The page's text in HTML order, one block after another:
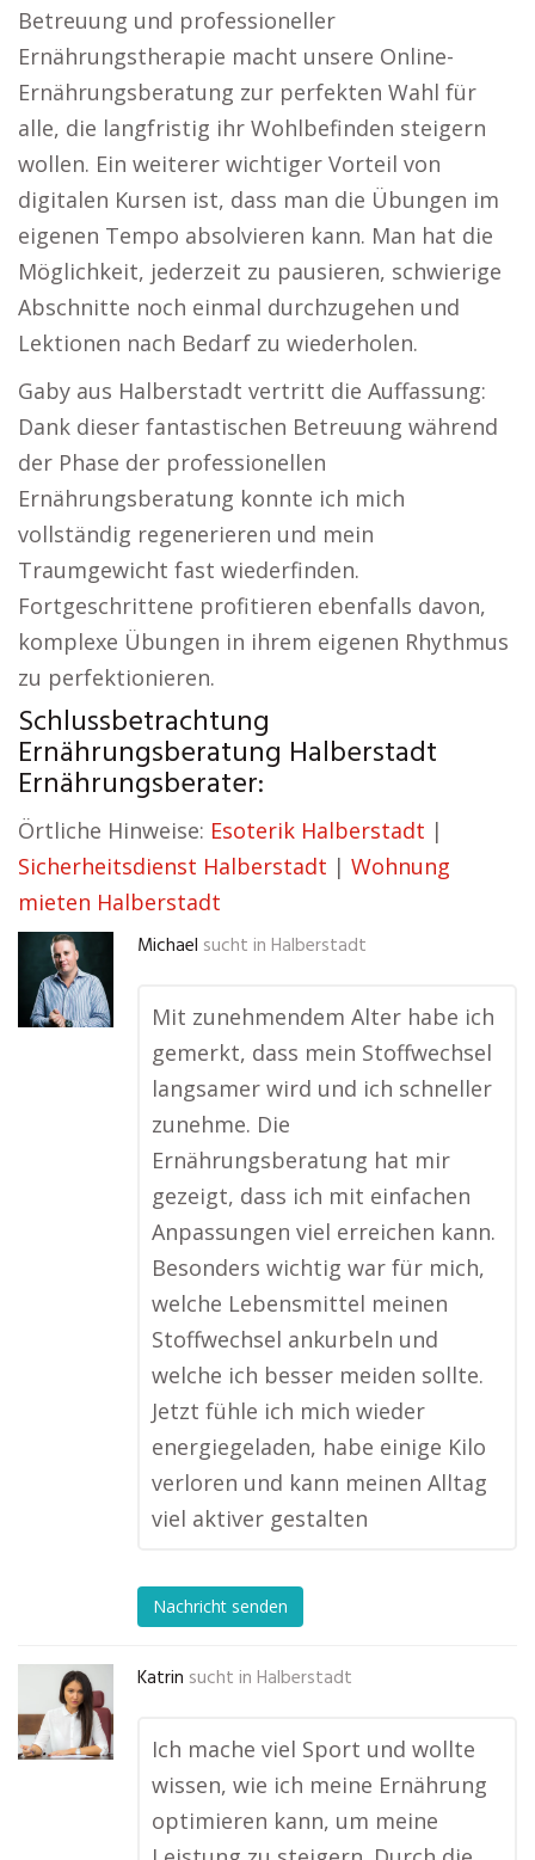
Betreuung und professioneller
Ernährungstherapie macht unsere Online-
Ernährungsberatung zur perfekten Wahl für
alle, die langfristig ihr Wohlbefinden steigern
wollen. Ein weiterer wichtiger Vorteil von
digitalen Kursen ist, dass man die Übungen im
eigenen Tempo absolvieren kann. Man hat die
Möglichkeit, jederzeit zu pausieren, schwierige
Abschnitte noch einmal durchzugehen und
Lektionen nach Bedarf zu wiederholen.
Gaby aus Halberstadt vertritt die Auffassung:
Dank dieser fantastischen Betreuung während
der Phase der professionellen
Ernährungsberatung konnte ich mich
vollständig regenerieren und mein
Traumgewicht fast wiederfinden.
Fortgeschrittene profitieren ebenfalls davon,
komplexe Übungen in ihrem eigenen Rhythmus
zu perfektionieren.
Schlussbetrachtung
Ernährungsberatung Halberstadt
Ernährungsberater:
Örtliche Hinweise: Esoterik Halberstadt |
Sicherheitsdienst Halberstadt | Wohnung
mieten Halberstadt
Michael sucht in Halberstadt
Mit zunehmendem Alter habe ich
gemerkt, dass mein Stoffwechsel
langsamer wird und ich schneller
zunehme. Die
Ernährungsberatung hat mir
gezeigt, dass ich mit einfachen
Anpassungen viel erreichen kann.
Besonders wichtig war für mich,
welche Lebensmittel meinen
Stoffwechsel ankurbeln und
welche ich besser meiden sollte.
Jetzt fühle ich mich wieder
energiegeladen, habe einige Kilo
verloren und kann meinen Alltag
viel aktiver gestalten
Nachricht senden
Katrin sucht in Halberstadt
Ich mache viel Sport und wollte
wissen, wie ich meine Ernährung
optimieren kann, um meine